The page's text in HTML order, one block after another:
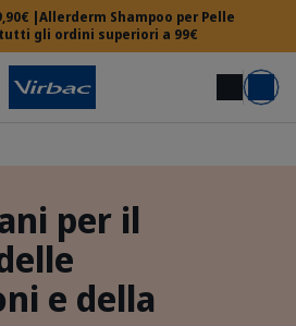
|Allerderm Shampoo per Pelle
gli ordini superiori a 99€
Il mio account Carrello
bisogno di aiuto?
per il
e della